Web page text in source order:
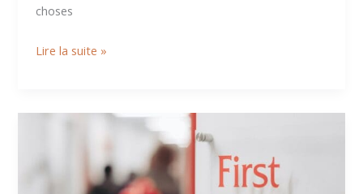
choses
Accompagnement
changement
pour
Lire la suite »